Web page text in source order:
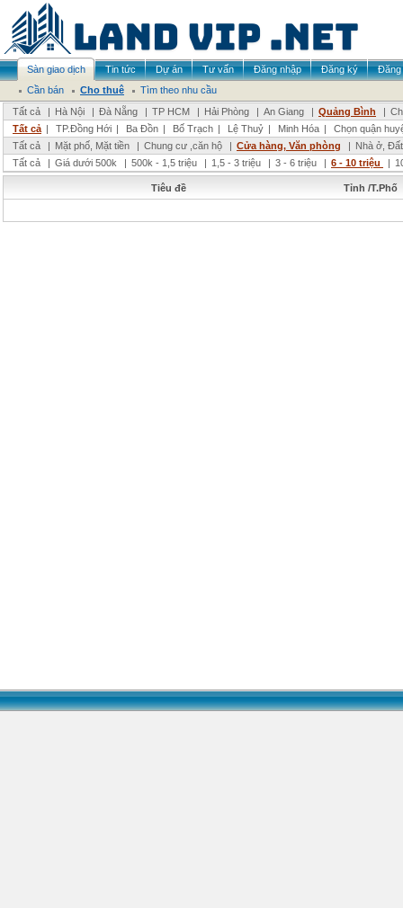
Sàn giao dịch Tin tức Dự án Tư vấn Đăng nhập Đăng ký
Đăng
Cần bán
Cho thuê
Tìm theo nhu cầu
Tất cả
| Hà Nội | Đà Nẵng | TP HCM | Hải Phòng | An Giang | Quảng Bình |
Tất cả | TP.Đồng Hới | Ba Đồn | Bố Trạch | Lệ Thuỷ | Minh Hóa |
Chọn quận
Tất cả
| Mặt phố, Mặt tiền | Chung cư ,căn hộ | Cửa hàng, Văn phòng | Nhà ở,
Tất cả
| Giá dưới 500k | 500k - 1,5 triệu | 1,5 - 3 triệu | 3 - 6 triệu | 6 - 10 triệu |
Tiêu đề Tỉnh /T.Phố